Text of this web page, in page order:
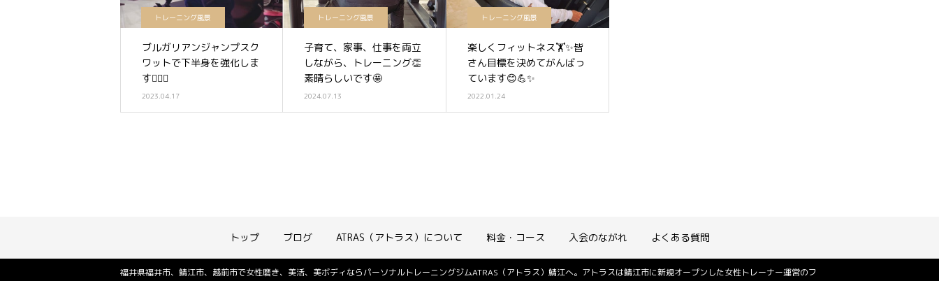
トレーニング風景
ブルガリアンジャンプスク
ワットで下半身を強化しま
す🏋️‍♀️✨
2023.04.17
トレーニング風景
子育て、家事、仕事を両立
しながら、トレーニング👏
素晴らしいです🤩
2024.07.13
トレーニング風景
楽しくフィットネス🏋️✨皆
さん目標を決めてがんばっ
ています😊💪✨
2022.01.24
トップ ブログ ATRAS（アトラス）について 料金・コース 入会のながれ よくある質問
福井県福井市、鯖江市、越前市で女性磨き、美活、美ボディならパーソナルトレーニングジムATRAS（アトラス）鯖江へ。アトラスは鯖江市に新規オープンした女性トレーナー運営のフ